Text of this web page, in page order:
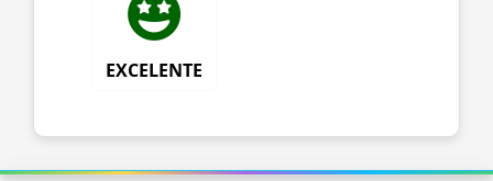
EXCELENTE